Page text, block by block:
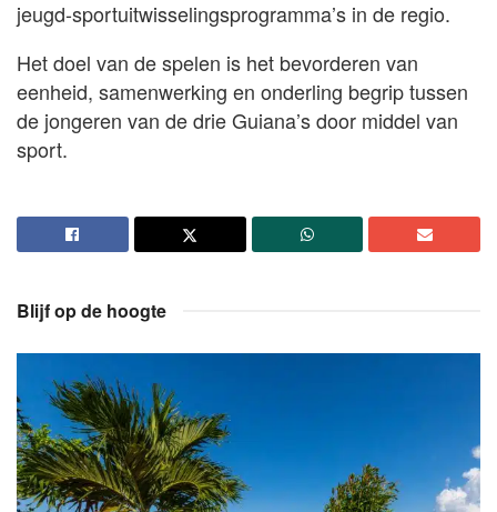
jeugd-sportuitwisselingsprogramma’s in de regio.
Het doel van de spelen is het bevorderen van
eenheid, samenwerking en onderling begrip tussen
de jongeren van de drie Guiana’s door middel van
sport.
Blijf op de hoogte